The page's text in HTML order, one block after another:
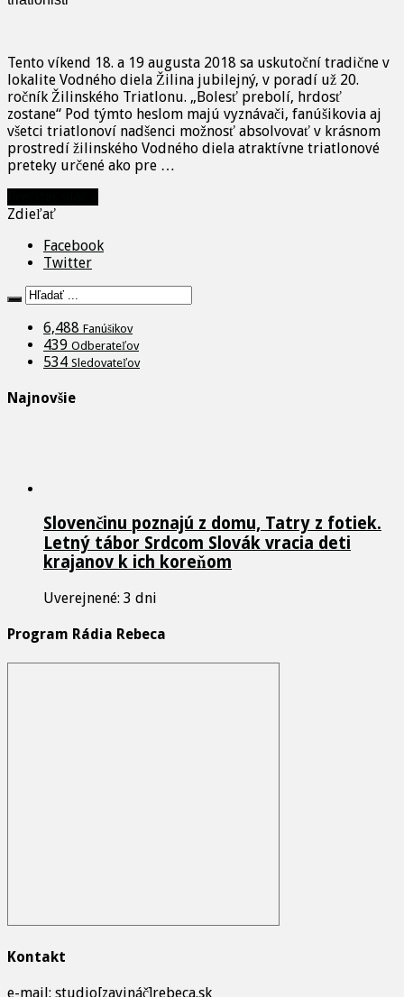
Tento víkend 18. a 19 augusta 2018 sa uskutoční tradične v
lokalite Vodného diela Žilina jubilejný, v poradí už 20.
ročník Žilinského Triatlonu. „Bolesť prebolí, hrdosť
zostane“ Pod týmto heslom majú vyznávači, fanúšikovia aj
všetci triatlonoví nadšenci možnosť absolvovať v krásnom
prostredí žilinského Vodného diela atraktívne triatlonové
preteky určené ako pre …
Zdieľať
Facebook
Twitter
6,488 Fanúšikov
439 Odberateľov
534 Sledovateľov
Najnovšie
Slovenčinu poznajú z domu, Tatry z fotiek.
Letný tábor Srdcom Slovák vracia deti
krajanov k ich koreňom
Uverejnené: 3 dni
Program Rádia Rebeca
Kontakt
e-mail: studio[zavináč]rebeca.sk